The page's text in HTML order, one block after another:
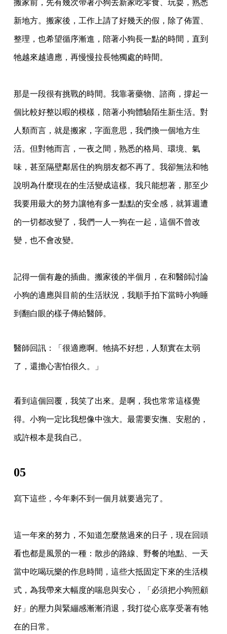
搬家前，先有幾次帶著小狗去新家吃零食、玩耍，熟悉
新地方。搬家後，工作上請了好幾天的假，除了佈置、
整理，也希望循序漸進，陪著小狗長一點的時間，直到
牠越來越適應，再慢慢拉長牠獨處的時間。
那是一段很有挑戰的時間。我靠著藥物、諮商，撐起一
個比較好整以暇的模樣，陪著小狗體驗陌生新生活。對
人類而言，就是搬家，字面意思，我們換一個地方生
活。但對牠而言，一夜之間，熟悉的格局、環境、氣
味，甚至隔壁鄰居住的狗朋友都不再了。我卻無法和牠
說明為什麼現在的生活變成這樣。我只能想著，那至少
我要用最大的努力讓牠有多一點點的安全感，就算週遭
的一切都改變了，我們一人一狗在一起，這個不曾改
變，也不會改變。
記得一個有趣的插曲。搬家後的半個月，在和醫師討論
小狗的適應與目前的生活狀況，我順手拍下當時小狗睡
到翻白眼的樣子傳給醫師。
醫師回訊：「很適應啊。牠搞不好想，人類實在太弱
了，還擔心害怕很久。」
看到這個回覆，我笑了出來。是啊，我也常常這樣覺
得。小狗一定比我想像中強大。最需要安撫、安慰的，
或許根本是我自己。
05
寫下這些，今年剩不到一個月就要過完了。
這一年來的努力，不知道怎麼熬過來的日子，現在回頭
看也都是風景的一種：散步的路線、野餐的地點、一天
當中吃喝玩樂的作息時間，這些大抵固定下來的生活模
式，為我帶來大幅度的喘息與安心，「必須把小狗照顧
好」的壓力與緊繃感漸漸消退，我打從心底享受著有牠
在的日常。